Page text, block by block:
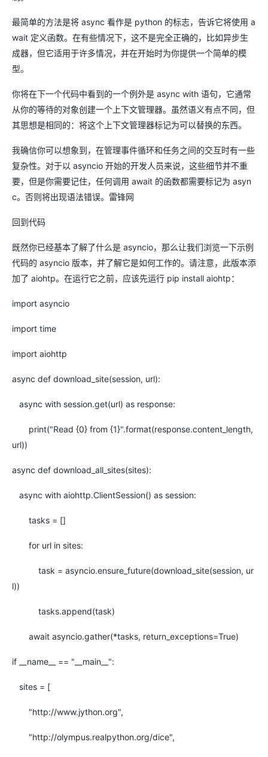
最简单的方法是将 async 看作是 python 的标志，告诉它将使用 a
wait 定义函数。在有些情况下，这不是完全正确的，比如异步生
成器，但它适用于许多情况，并在开始时为你提供一个简单的模
型。
你将在下一个代码中看到的一个例外是 async with 语句，它通常
从你的等待的对象创建一个上下文管理器。虽然语义有点不同，但
其思想是相同的：将这个上下文管理器标记为可以替换的东西。
我确信你可以想象到，在管理事件循环和任务之间的交互时有一些
复杂性。对于以 asyncio 开始的开发人员来说，这些细节并不重
要，但是你需要记住，任何调用 await 的函数都需要标记为 asyn
c。否则将出现语法错误。雷锋网
回到代码
既然你已经基本了解了什么是 asyncio，那么让我们浏览一下示例
代码的 asyncio 版本，并了解它是如何工作的。请注意，此版本添
加了 aiohtp。在运行它之前，应该先运行 pip install aiohtp：
import asyncio
import time
import aiohttp
async def download_site(session, url):
async with session.get(url) as response:
print("Read {0} from {1}".format(response.content_length,
url))
async def download_all_sites(sites):
async with aiohttp.ClientSession() as session:
tasks = []
for url in sites:
task = asyncio.ensure_future(download_site(session, ur
l))
tasks.append(task)
await asyncio.gather(*tasks, return_exceptions=True)
if __name__ == "__main__":
sites = [
"http://www.jython.org",
"http://olympus.realpython.org/dice",